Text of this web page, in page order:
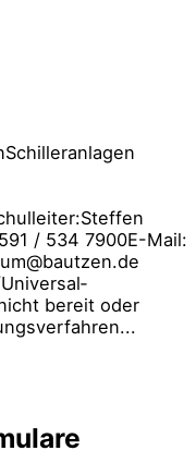
/ 534 7900E-Mail:
bereit oder